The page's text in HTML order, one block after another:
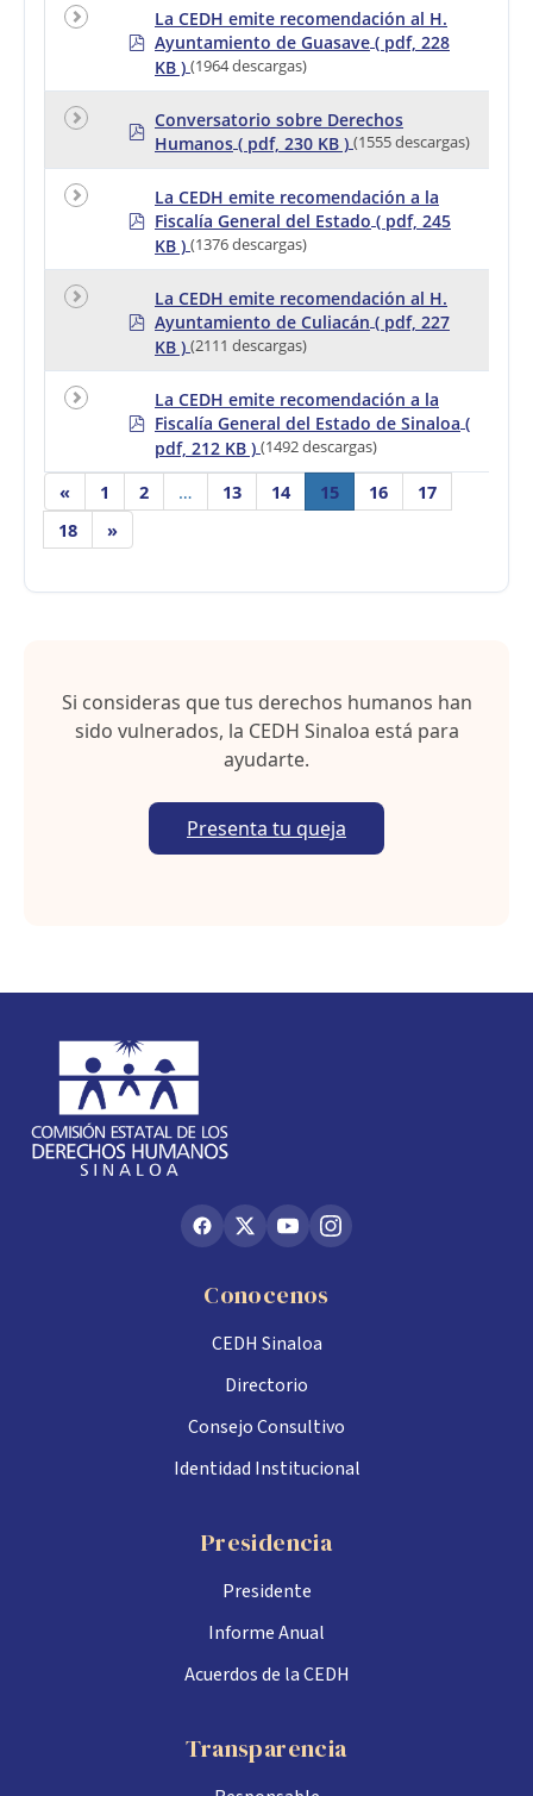
p
d
La CEDH emite recomendación al H.
Ayuntamiento de Guasave ( pdf, 228
KB ) (1964 descargas)
p
d
f
Conversatorio sobre Derechos
Humanos ( pdf, 230 KB ) (1555 descargas)
p
d
La CEDH emite recomendación a la
Fiscalía General del Estado ( pdf, 245
KB ) (1376 descargas)
p
d
La CEDH emite recomendación al H.
Ayuntamiento de Culiacán ( pdf, 227
KB ) (2111 descargas)
p
d
La CEDH emite recomendación a la
Fiscalía General del Estado de Sinaloa (
pdf, 212 KB ) (1492 descargas)
« 1 2 … 13 14 15 16
17
18
»
Si consideras que tus derechos humanos han
sido vulnerados, la CEDH Sinaloa está para
ayudarte.
Presenta tu queja
Conocenos
CEDH Sinaloa
Directorio
Consejo Consultivo
Identidad Institucional
Presidencia
Presidente
Informe Anual
Acuerdos de la CEDH
Transparencia